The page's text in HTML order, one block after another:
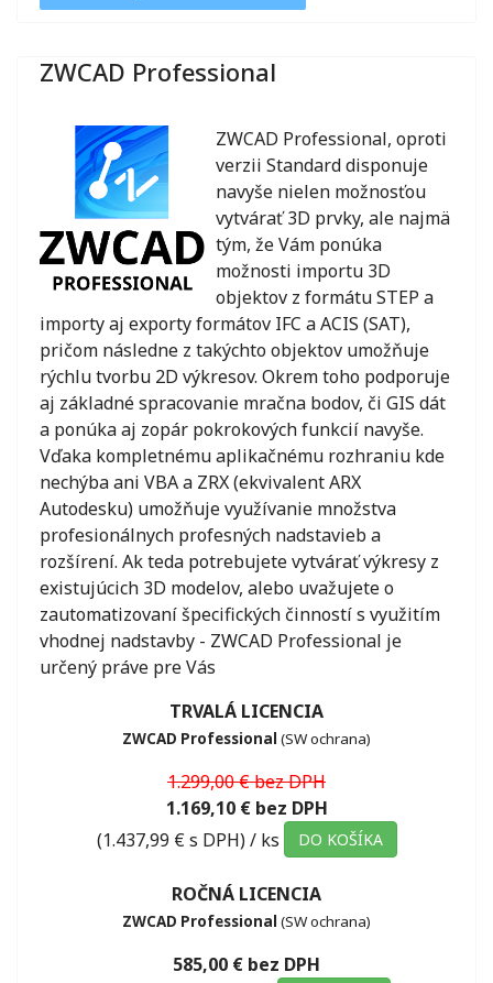
ZWCAD Professional
ZWCAD Professional, oproti
verzii Standard disponuje
navyše nielen možnosťou
vytvárať 3D prvky, ale najmä
tým, že Vám ponúka
možnosti importu 3D
objektov z formátu STEP a
importy aj exporty formátov IFC a ACIS (SAT),
pričom následne z takýchto objektov umožňuje
rýchlu tvorbu 2D výkresov. Okrem toho podporuje
aj základné spracovanie mračna bodov, či GIS dát
a ponúka aj zopár pokrokových funkcií navyše.
Vďaka kompletnému aplikačnému rozhraniu kde
nechýba ani VBA a ZRX (ekvivalent ARX
Autodesku) umožňuje využívanie množstva
profesionálnych profesných nadstavieb a
rozšírení. Ak teda potrebujete vytvárať výkresy z
existujúcich 3D modelov, alebo uvažujete o
zautomatizovaní špecifických činností s využitím
vhodnej nadstavby - ZWCAD Professional je
určený práve pre Vás
TRVALÁ LICENCIA
ZWCAD Professional (SW ochrana)
1.299,00 € bez DPH
1.169,10 € bez DPH
(1.437,99 € s DPH) / ks DO KOŠÍKA
ROČNÁ LICENCIA
ZWCAD Professional (SW ochrana)
585,00 € bez DPH